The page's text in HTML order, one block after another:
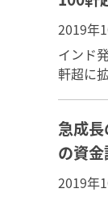
2019年
インド
軒超に
急成
の資
2019年